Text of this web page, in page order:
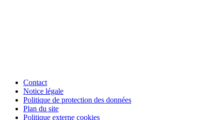
Contact
Notice légale
Politique de protection des données
Plan du site
Politique externe cookies